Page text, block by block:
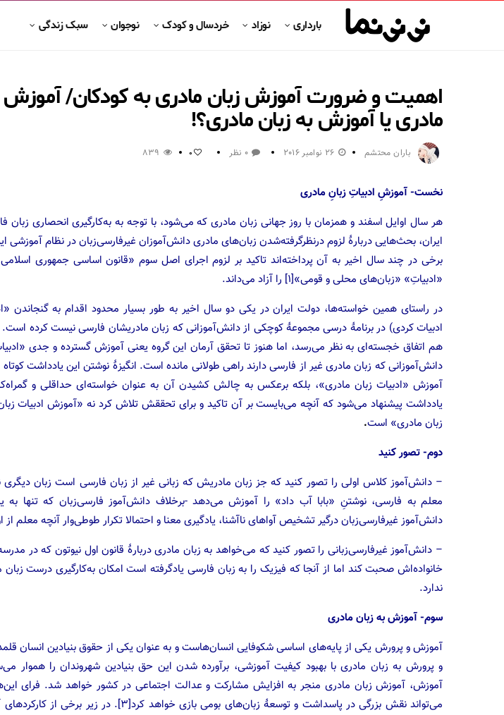
بارداری نوزاد خردسال و کودک نوجوان سبک زندگی
اهمیت و ضرورت آموزش زبان مادری به کودکان/ آموزش
مادری یا آموزش به زبان مادری؟!
باران محتشم 26 نوامبر 2016 0 نظر 0
839
نخست- آموزشِ ادبیاتِ زبانِ مادری
هر سال اوایل اسفند و همزمان با روز جهانی زبان مادری که می‌شود، با توجه به به‌کارگیری انحصاری
ایران، بحث‌هایی دربارهٔ لزوم در‌نظرگرفته‌شدن زبان‌های مادری دانش‌آموزان غیرفارسی‌زبان در نظام آموزشی
برخی در چند سال اخیر به آن پرداخته‌اند تاکید بر لزوم اجرای اصل سوم «قانون اساسی جمهوری
«ادبیاتِ» «زبان‌های محلی و قومی»[۱] را آزاد می‌داند.
در راستای همین خواسته‌ها، دولت ایران در یکی دو سال اخیر به طور بسیار محدود اقدام به گنجاندن
ادبیات کردی) در برنامهٔ درسی مجموعهٔ کوچکی از دانش‌‌آموزانی که زبان مادریشان فارسی نیست کرده
هم اتفاق خجسته‌ای به نظر می‌رسد، اما هنوز تا تحقق آرمان این گروه یعنی آموزش گسترده و جدی
دانش‌آموزانی که زبان مادری غیر از فارسی دارند راهی طولانی مانده است. انگیزهٔ نوشتن این یادداشت کوتاه
آموزش «ادبیات زبان مادری»، بلکه برعکس به چالش کشیدن آن به عنوان خواسته‌ای حداقلی و
یادداشت پیشنهاد می‌شود که آنچه می‌بایست بر آن تاکید و برای تحققش تلاش کرد نه «آموزش ادبیات
زبان مادری» است.
دوم- تصور کنید
– دانش‌آموز کلاس اولی را تصور کنید که جز زبان مادریش که زبانی غیر از زبان فارسی است زبان
معلم به فارسی، نوشتنِ «بابا آب داد» را آموزش می‌دهد -برخلاف دانش‌آموز فارسی‌زبان که تنها به
دانش‌آموز غیرفارسی‌زبان درگیر تشخیص آواهای ناآشنا، یادگیری معنا و احتمالا تکرار طوطی‌وار آنچه معلم
– دانش‌آموز غیرفارسی‌زبانی را تصور کنید که می‌خواهد به زبان مادری دربارهٔ قانون اول نیوتون که در
خانواده‌اش صحبت کند اما از آنجا که فیزیک را به زبان فارسی یادگرفته است امکان به‌کارگیری درست زبان
ندارد.
سوم- آموزش به زبان مادری
و پرورش به زبان مادری با بهبود کیفیت آموزشی، برآورده شدن این حق بنیادین شهروندان را هموار
آموزش، آموزش زبان مادری منجر به افزایش مشارکت و عدالت اجتماعی در کشور خواهد شد. فرای
می‌تواند نقش بزرگی در پاسداشت و توسعهٔ زبان‌های بومی بازی